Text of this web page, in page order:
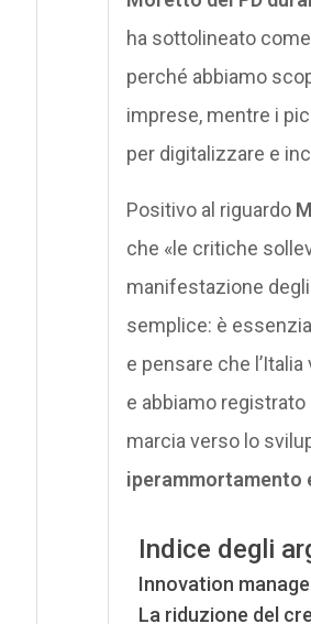
ha sottolineato
perché abbiamo
imprese, mentre i
per digitalizzare e
Positivo al riguardo
che «le critiche
manifestazione
semplice: è
e pensare che l’Italia
e abbiamo registrato
marcia verso lo
iperammortamento
Indice degli
Innovation
La riduzione del